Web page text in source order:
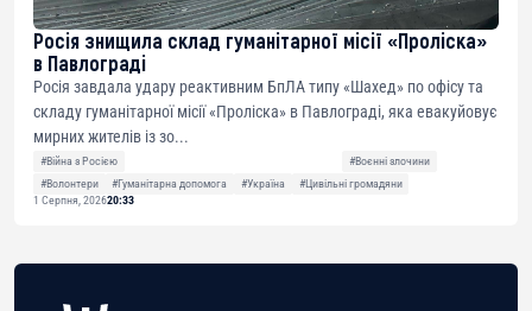
Росія знищила склад гуманітарної місії «Проліска»
в Павлограді
Росія завдала удару реактивним БпЛА типу «Шахед» по офісу та
складу гуманітарної місії «Проліска» в Павлограді, яка евакуйовує
мирних жителів із зо...
#Війна з Росією
#Воєнні злочини
#Волонтери
#Гуманітарна допомога #Україна
#Цивільні громадяни
1 Серпня, 202620:33